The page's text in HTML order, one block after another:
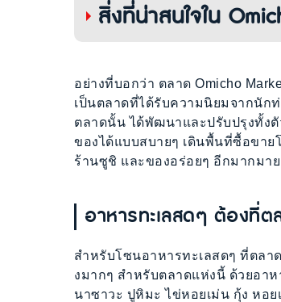
สิ่งที่น่าสนใจใน
อย่างที่บอกว่า ตลาด Omicho
เป็นตลาดที่ได้รับความนิยมจากนัก
ตลาดนั้น ได้พัฒนาและปรับปรุงทั้ง
ของได้แบบสบายๆ เดินพื้นที่ซื้อขา
ร้านซูชิ และของอร่อยๆ อีกมากมาย
อาหารทะเลสดๆ ต้องที่
สำหรับโซนอาหารทะเลสดๆ ที่ตลา
งมากๆ สำหรับตลาดแห่งนี้ ด้วยอา
นาซาวะ ปูหิมะ ไข่หอยเม่น กุ้ง หอ